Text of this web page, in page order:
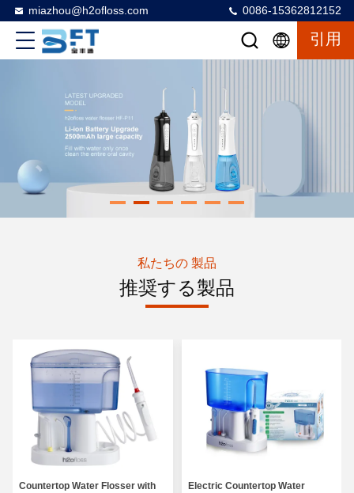
miazhou@h2ofloss.com 0086-15362812152
引用
私たちの 製品
推奨する製品
Countertop Water Flosser with
Electric Countertop Water